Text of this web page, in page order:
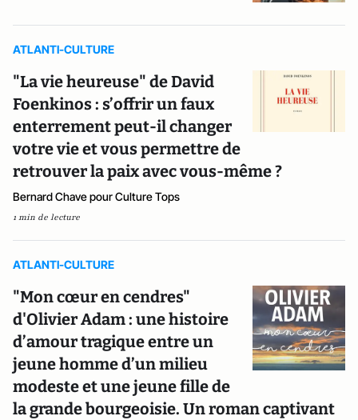
ATLANTI-CULTURE
"La vie heureuse" de David
Foenkinos : s’offrir un faux
enterrement peut-il changer
votre vie et vous permettre de
retrouver la paix avec vous-même ?
Bernard Chave pour Culture Tops
1 min de lecture
ATLANTI-CULTURE
"Mon cœur en cendres"
d'Olivier Adam : une histoire
d’amour tragique entre un
jeune homme d’un milieu
modeste et une jeune fille de
la grande bourgeoisie. Un roman captivant